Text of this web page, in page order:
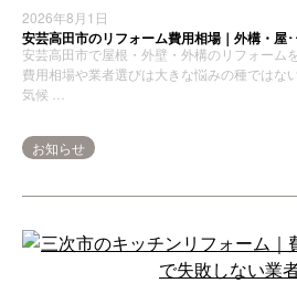
2026年8月1日
安芸高田市のリフォーム費用相場｜外構・屋･
安芸高田市で屋根・外壁・外構のリフォーム
費用相場や業者選びは大きな悩みの種ではな
気候 …
お知らせ